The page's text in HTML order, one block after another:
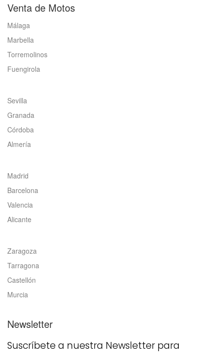
Venta de Motos
Málaga
Marbella
Torremolinos
Fuengirola
Sevilla
Granada
Córdoba
Almería
Madrid
Barcelona
Valencia
Alicante
Zaragoza
Tarragona
Castellón
Murcia
Newsletter
Suscríbete a nuestra Newsletter para